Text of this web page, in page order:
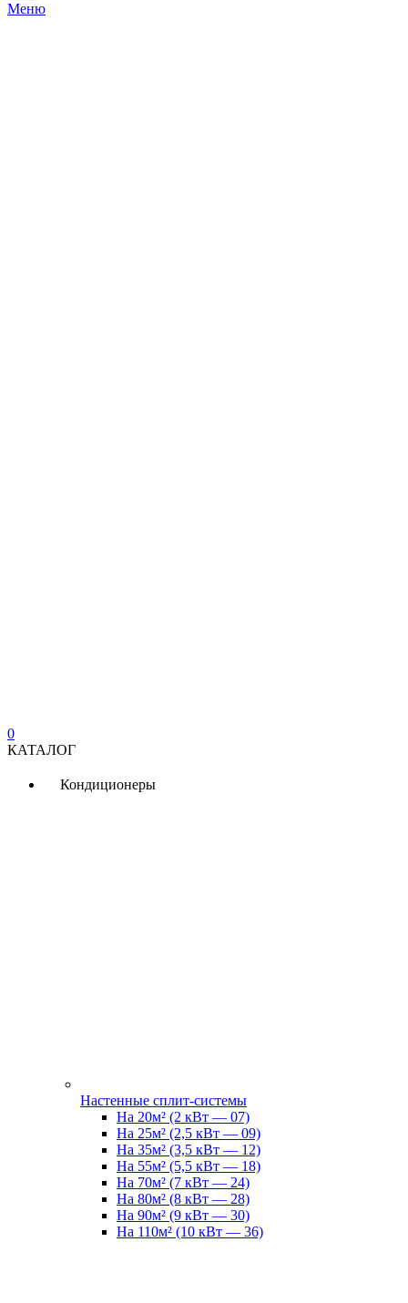
Меню
0
КАТАЛОГ
Кондиционеры
Настенные сплит-системы
На 20м² (2 кВт — 07)
На 25м² (2,5 кВт — 09)
На 35м² (3,5 кВт — 12)
На 55м² (5,5 кВт — 18)
На 70м² (7 кВт — 24)
На 80м² (8 кВт — 28)
На 90м² (9 кВт — 30)
На 110м² (10 кВт — 36)